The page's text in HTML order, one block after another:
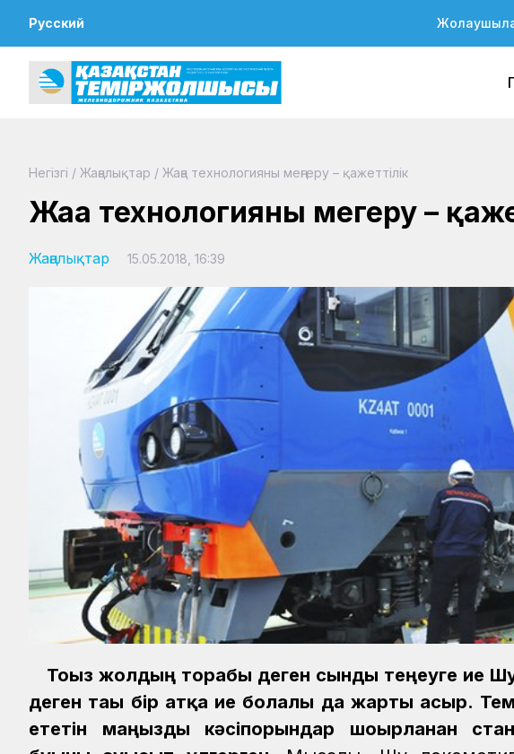
Русский
Негізгі / Жаңалықтар / Жаңа технологияны меңгеру – қажеттілік
Жаңа технологияны меңгеру –
Жаңалықтар 15.05.2018, 16:39
Тоғыз жолдың торабы деген сынды теңеуге ие
деген тағы бір атқа ие болғалы да жарты ғасыр.
ететін маңызды кәсіпорындар шоғырланған